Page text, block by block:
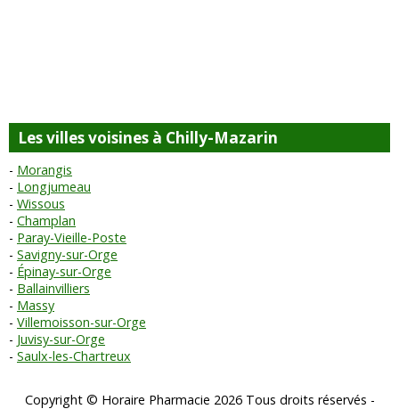
Les villes voisines à Chilly-Mazarin
Morangis
Longjumeau
Wissous
Champlan
Paray-Vieille-Poste
Savigny-sur-Orge
Épinay-sur-Orge
Ballainvilliers
Massy
Villemoisson-sur-Orge
Juvisy-sur-Orge
Saulx-les-Chartreux
Copyright © Horaire Pharmacie 2026 Tous droits réservés -